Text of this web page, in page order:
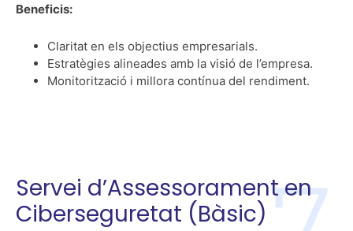
Beneficis:
Claritat en els objectius empresarials.
Estratègies alineades amb la visió de l’empresa.
Monitorització i millora contínua del rendiment.
Servei d’Assessorament en
Ciberseguretat (Bàsic)